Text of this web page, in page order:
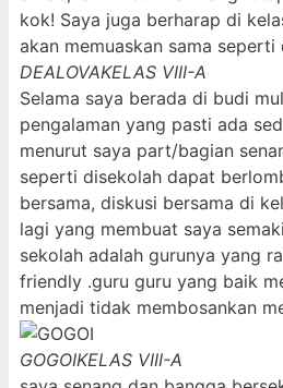
kok! Saya juga berharap di
akan memuaskan sama seperti
DEALOVAKELAS VIII-A
Selama saya berada di budi
pengalaman yang pasti ada
menurut saya part/bagian
seperti disekolah dapat
bersama, diskusi bersama di
lagi yang membuat saya
sekolah adalah gurunya yang
friendly .guru guru yang baik
menjadi tidak membosankan
GOGOIKELAS VIII-A